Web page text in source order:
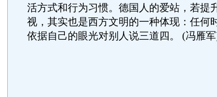
活方式和行为习惯。德国人的爱站，若提
视，其实也是西方文明的一种体现：任何
依据自己的眼光对别人说三道四。 (冯雁